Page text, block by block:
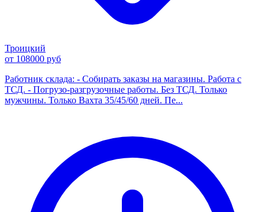
Троицкий
от 108000 руб
Работник склада: - Собирать заказы на магазины. Работа с
ТСД. - Погрузо-разгрузочные работы. Без ТСД. Только
мужчины. Только Вахта 35/45/60 дней. Пе...